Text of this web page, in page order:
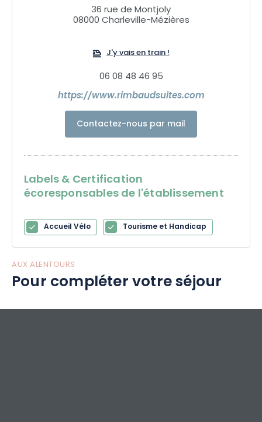
Rimbaud dans une ambiance reprenant les codes du
Rimbaud ou sur son lieu de naissance, livres mis à
classiques qui ont forgé sa culture littéraire. Le confort
moderne, répondant aux attentes d’aujourd’hui, est
également à l’honneur : Wi-Fi, Netflix, cuisine équipée, lave-
linge et sèche-linge, draps en lin…
36 rue de Montjoly
08000 Charleville-Mézières
J'y vais en train !
06 08 48 46 95
https://www.rimbaudsuites.com
Contactez-nous par mail
Labels & Certification
écoresponsables de l'établissement
Accueil Vélo Tourisme et Handicap
AUX ALENTOURS
Pour compléter votre séjour